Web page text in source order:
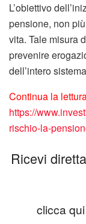
L’obiettivo
pensione, non
vita. Tale misura
prevenire
dell’intero
Continua la
https://
rischio-la-
Ricevi
clicca